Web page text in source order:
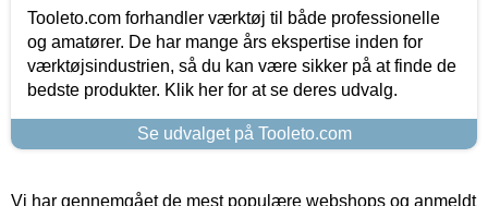
Tooleto.com forhandler værktøj til både professionelle
og amatører. De har mange års ekspertise inden for
værktøjsindustrien, så du kan være sikker på at finde de
bedste produkter. Klik her for at se deres udvalg.
Se udvalget på Tooleto.com
Vi har gennemgået de mest populære webshops og anmeldt